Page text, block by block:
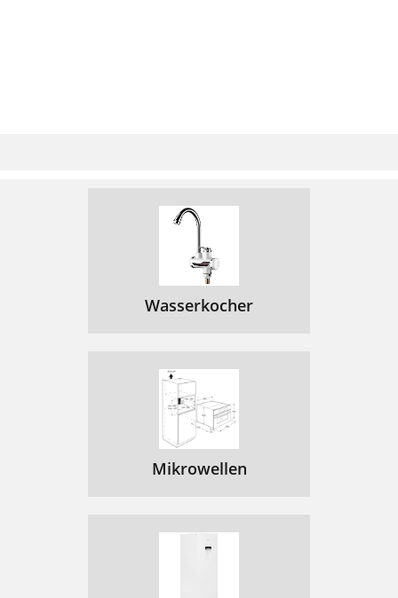
Wasserkocher
Mikrowellen